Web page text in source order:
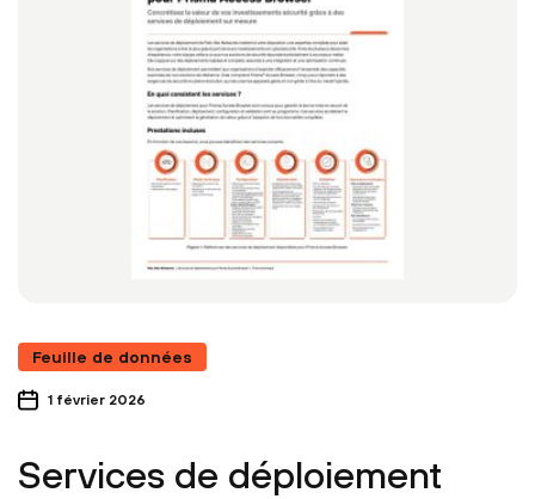
Feuille de données
1 février 2026
Services de déploiement